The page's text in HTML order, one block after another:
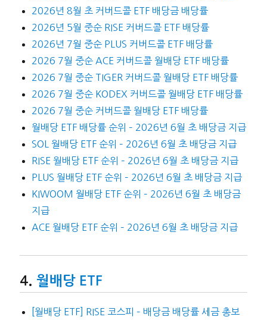
2026년 8월 초 커버드콜 ETF 배당금 배당률
2026년 5월 중순 RISE 커버드콜 ETF 배당률
2026년 7월 중순 PLUS 커버드콜 ETF 배당률
2026 7월 중순 ACE 커버드콜 월배당 ETF 배당률
2026 7월 중순 TIGER 커버드콜 월배당 ETF 배당률
2026 7월 중순 KODEX 커버드콜 월배당 ETF 배당률
2026 7월 중순 커버드콜 월배당 ETF 배당률
월배당 ETF 배당률 순위 – 2026년 6월 초 배당금 지급
SOL 월배당 ETF 순위 – 2026년 6월 초 배당금 지급
RISE 월배당 ETF 순위 – 2026년 6월 초 배당금 지급
PLUS 월배당 ETF 순위 – 2026년 6월 초 배당금 지급
KIWOOM 월배당 ETF 순위 – 2026년 6월 초 배당금
지급
ACE 월배당 ETF 순위 – 2026년 6월 초 배당금 지급
월배당 ETF
[월배당 ETF] RISE 코스피 – 배당금 배당률 세금 총보